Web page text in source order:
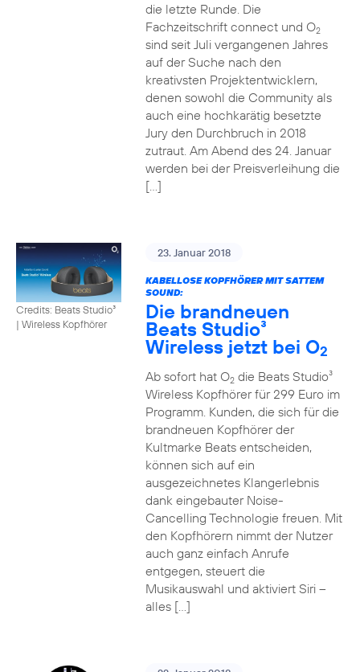
die letzte Runde. Die
Fachzeitschrift connect und O2
sind seit Juli vergangenen Jahres
auf der Suche nach den
kreativsten Projektentwicklern,
denen sowohl die Community als
auch eine hochkarätig besetzte
Jury den Durchbruch in 2018
zutraut. Am Abend des 24. Januar
werden bei der Preisverleihung die
[…]
Credits: Beats Studio³
| Wireless Kopfhörer
23. Januar 2018
KABELLOSE KOPFHÖRER MIT SATTEM
SOUND:
Die brandneuen
Beats Studio³
Wireless jetzt bei O2
Ab sofort hat O2die Beats Studio³
Wireless Kopfhörer für 299 Euro im
Programm. Kunden, die sich für die
brandneuen Kopfhörer der
Kultmarke Beats entscheiden,
können sich auf ein
ausgezeichnetes Klangerlebnis
dank eingebauter Noise-
Cancelling Technologie freuen. Mit
den Kopfhörern nimmt der Nutzer
auch ganz einfach Anrufe
entgegen, steuert die
Musikauswahl und aktiviert Siri –
alles […]